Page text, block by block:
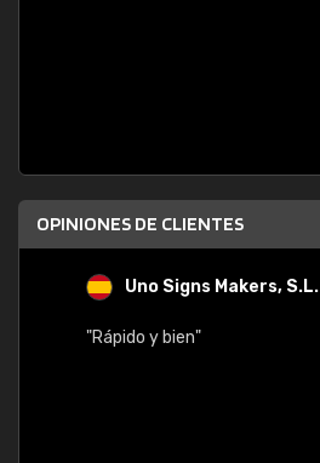
OPINIONES DE CLIENTES
Uno Signs Makers, S.L.
"Rápido y bien"